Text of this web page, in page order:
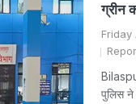
ग्रीन
Friday
पुलिस ने